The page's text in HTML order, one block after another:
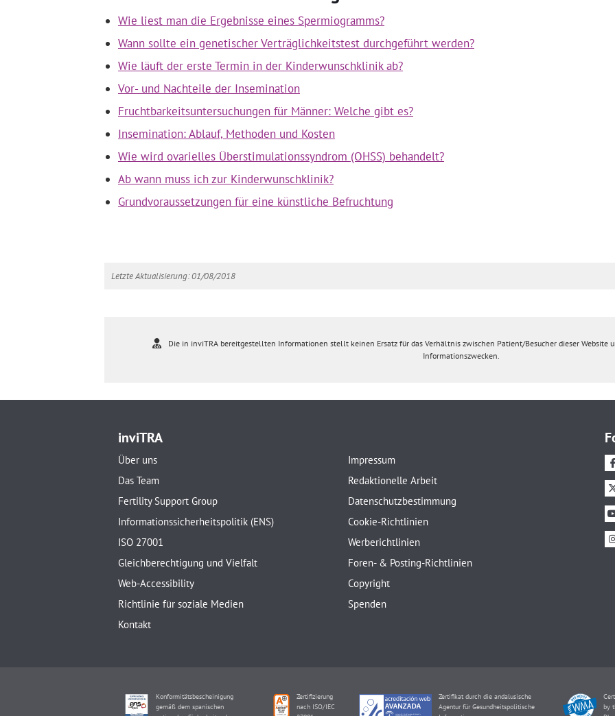
Wie liest man die Ergebnisse eines Spermiogramms?
Wann sollte ein genetischer Verträglichkeitstest durchgeführt werden?
Wie läuft der erste Termin in der Kinderwunschklinik ab?
Vor- und Nachteile der Insemination
Fruchtbarkeitsuntersuchungen für Männer: Welche gibt es?
Insemination: Ablauf, Methoden und Kosten
Wie wird ovarielles Überstimulationssyndrom (OHSS) behandelt?
Ab wann muss ich zur Kinderwunschklinik?
Grundvoraussetzungen für eine künstliche Befruchtung
Letzte Aktualisierung: 01/08/2018
Die in inviTRA bereitgestellten Informationen stellt keinen Ersatz für das Verhältnis zwischen Patient/Besucher dieser Website
Informationszwecken.
inviTRA
Über uns
Das Team
Fertility Support Group
Informationssicherheitspolitik (ENS)
ISO 27001
Gleichberechtigung und Vielfalt
Web-Accessibility
Richtlinie für soziale Medien
Kontakt
Impressum
Redaktionelle Arbeit
Datenschutzbestimmung
Cookie-Richtlinien
Werberichtlinien
Foren- & Posting-Richtlinien
Copyright
Spenden
Konformitätsbescheinigung
gemäß dem spanischen
Zertifizierung
nach ISO/IEC
Zertifikat durch die andalusische
Agentur für Gesundheitspolitische
by